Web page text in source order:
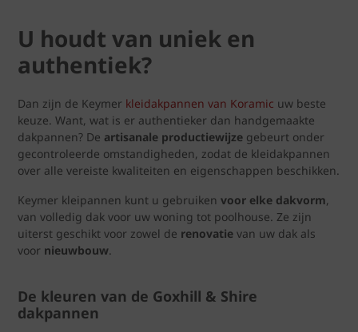
U houdt van uniek en
authentiek?
Dan zijn de Keymer kleidakpannen van Koramic uw beste
keuze. Want, wat is er authentieker dan handgemaakte
dakpannen? De artisanale productiewijze gebeurt onder
gecontroleerde omstandigheden, zodat de kleidakpannen
over alle vereiste kwaliteiten en eigenschappen beschikken.
Keymer kleipannen kunt u gebruiken voor elke dakvorm,
van volledig dak voor uw woning tot poolhouse. Ze zijn
uiterst geschikt voor zowel de renovatie van uw dak als
voor nieuwbouw.
De kleuren van de Goxhill & Shire
dakpannen